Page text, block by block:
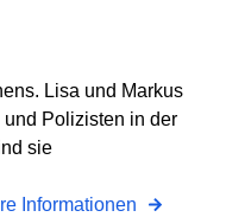
Lisa und Markus
Polizisten in der
sie
Informationen